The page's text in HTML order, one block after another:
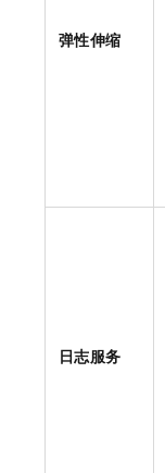
弹性伸缩
日志服务